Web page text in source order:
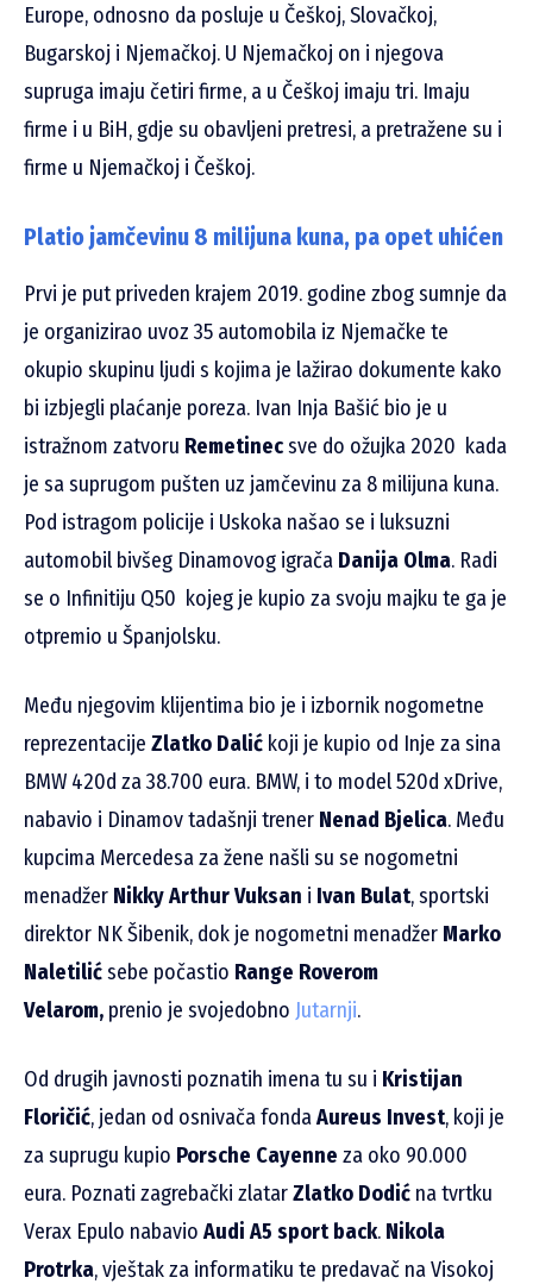
Europe, odnosno da posluje u Češkoj, Slovačkoj,
Bugarskoj i Njemačkoj. U Njemačkoj on i njegova
supruga imaju četiri firme, a u Češkoj imaju tri. Imaju
firme i u BiH, gdje su obavljeni pretresi, a pretražene su i
firme u Njemačkoj i Češkoj.
Platio jamčevinu 8 milijuna kuna, pa opet uhićen
Prvi je put priveden krajem 2019. godine zbog sumnje da
je organizirao uvoz 35 automobila iz Njemačke te
okupio skupinu ljudi s kojima je lažirao dokumente kako
bi izbjegli plaćanje poreza. Ivan Inja Bašić bio je u
istražnom zatvoru Remetinecsve do ožujka 2020 kada
je sa suprugom pušten uz jamčevinu za 8 milijuna kuna.
Pod istragom policije i Uskoka našao se i luksuzni
automobil bivšeg Dinamovog igrača Danija Olma. Radi
se o Infinitiju Q50 kojeg je kupio za svoju majku te ga je
otpremio u Španjolsku.
Među njegovim klijentima bio je i izbornik nogometne
reprezentacije Zlatko Dalić koji je kupio od Inje za sina
BMW 420d za 38.700 eura. BMW, i to model 520d xDrive,
nabavio i Dinamov tadašnji trener Nenad Bjelica. Među
kupcima Mercedesa za žene našli su se nogometni
menadžer Nikky Arthur Vuksan i Ivan Bulat, sportski
direktor NK Šibenik, dok je nogometni menadžer Marko
Naletilićsebe počastio Range Roverom
Velarom, prenio je svojedobno Jutarnji.
Od drugih javnosti poznatih imena tu su i Kristijan
Floričić, jedan od osnivača fondaAureus Invest, koji je
za suprugu kupio Porsche Cayenne za oko 90.000
eura. Poznati zagrebački zlatarZlatko Dodić na tvrtku
Verax Epulo nabavio Audi A5 sport back. Nikola
Protrka, vještak za informatiku te predavač na Visokoj